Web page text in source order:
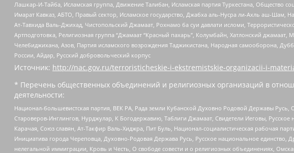
Лашкар-И-Тайба, Исламская группа, Движение Талибан, Исламская партия Туркестана,
Имарат Кавказ, АБТО, Правый сектор, Исламское государство, Джабха аль-Нусра ли-Ахль аш-
Ат-Тавхида Валь-Джихад, Чистопольский Джамаат, Рохнамо ба суи давлати исломи,
Артподготовка, Религиозная группа “Джамаат “Красный пахарь”, Колумбайн, Хатлонский
Челебиджихана, Азов, Партия исламского возрождения Таджикистана, Народная самооборона,
России, Айдар, Русский добровольческий корпус
Источник: http://nac.gov.ru/terroristicheskie-i-ekstremistskie-organizacii-i-
* Перечень общественных объединений и религиозных организаций в
деятельности:
Национал-большевистская партия, ВЕК РА, Рада земли Кубанской Духовно Родовой Державы
Староверов-Инглингов, Нурджулар, К Богодержавию, Таблиги Джамаат, Свидетели Иеговы,
Карачая, Союз славян, Ат-Такфир Валь-Хиджра, Пит Буль, Национал-социалистическая рабочая
Инициатива города Череповца, Духовно-Родовая Держава Русь, Русское национальное
нелегальной иммиграции, Кровь и Честь, О свободе совести и о религиозных объединениях,